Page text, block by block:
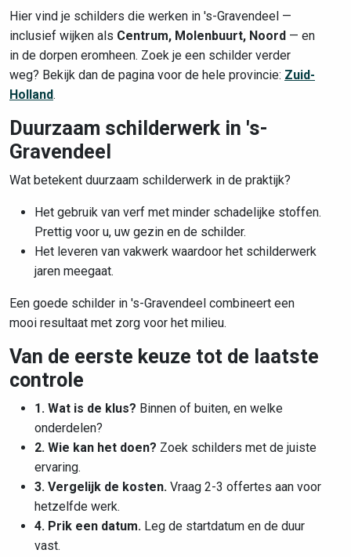
Hier vind je schilders die werken in 's-Gravendeel —
inclusief wijken als Centrum, Molenbuurt, Noord — en
in de dorpen eromheen. Zoek je een schilder verder
weg? Bekijk dan de pagina voor de hele provincie: Zuid-
Holland.
Duurzaam schilderwerk in 's-
Gravendeel
Wat betekent duurzaam schilderwerk in de praktijk?
Het gebruik van verf met minder schadelijke stoffen.
Prettig voor u, uw gezin en de schilder.
Het leveren van vakwerk waardoor het schilderwerk
jaren meegaat.
Een goede schilder in 's-Gravendeel combineert een
mooi resultaat met zorg voor het milieu.
Van de eerste keuze tot de laatste
controle
1. Wat is de klus? Binnen of buiten, en welke
onderdelen?
2. Wie kan het doen? Zoek schilders met de juiste
ervaring.
3. Vergelijk de kosten. Vraag 2-3 offertes aan voor
hetzelfde werk.
4. Prik een datum. Leg de startdatum en de duur
vast.